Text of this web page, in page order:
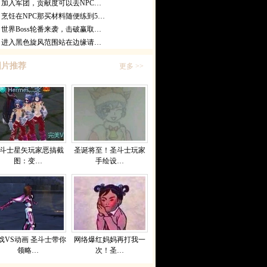
加入军团，贡献度可以去NPC…
烹饪在NPC那买材料随便练到5…
世界Boss轮番来袭，击破赢取…
进入黑色旋风范围站在边缘请…
推荐
士星矢玩家恶搞截
图：变…
圣诞将至！圣斗士玩家
手绘设…
VS动画 圣斗士带你
领略…
网络爆红妈妈再打我一
次！圣…
更多 >>